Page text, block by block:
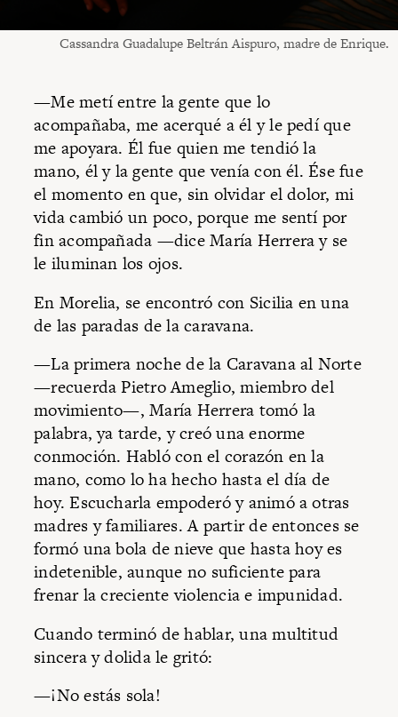
Cassandra Guadalupe Beltrán Aispuro, madre de Enrique.
—Me metí entre la gente que lo
acompañaba, me acerqué a él y le pedí que
me apoyara. Él fue quien me tendió la
mano, él y la gente que venía con él. Ése fue
el momento en que, sin olvidar el dolor, mi
vida cambió un poco, porque me sentí por
fin acompañada —dice María Herrera y se
le iluminan los ojos.
En Morelia, se encontró con Sicilia en una
de las paradas de la caravana.
—La primera noche de la Caravana al Norte
—recuerda Pietro Ameglio, miembro del
movimiento—, María Herrera tomó la
palabra, ya tarde, y creó una enorme
conmoción. Habló con el corazón en la
mano, como lo ha hecho hasta el día de
hoy. Escucharla empoderó y animó a otras
madres y familiares. A partir de entonces se
formó una bola de nieve que hasta hoy es
indetenible, aunque no suficiente para
frenar la creciente violencia e impunidad.
Cuando terminó de hablar, una multitud
sincera y dolida le gritó:
—¡No estás sola!